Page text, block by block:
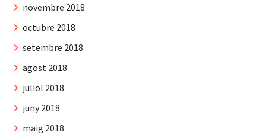
novembre 2018
octubre 2018
setembre 2018
agost 2018
juliol 2018
juny 2018
maig 2018